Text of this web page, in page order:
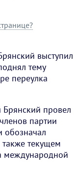
выступил
тему
переулка
Брянский провел
партии
обозначал
текущем
международной